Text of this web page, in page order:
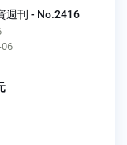
週刊 - No.2416